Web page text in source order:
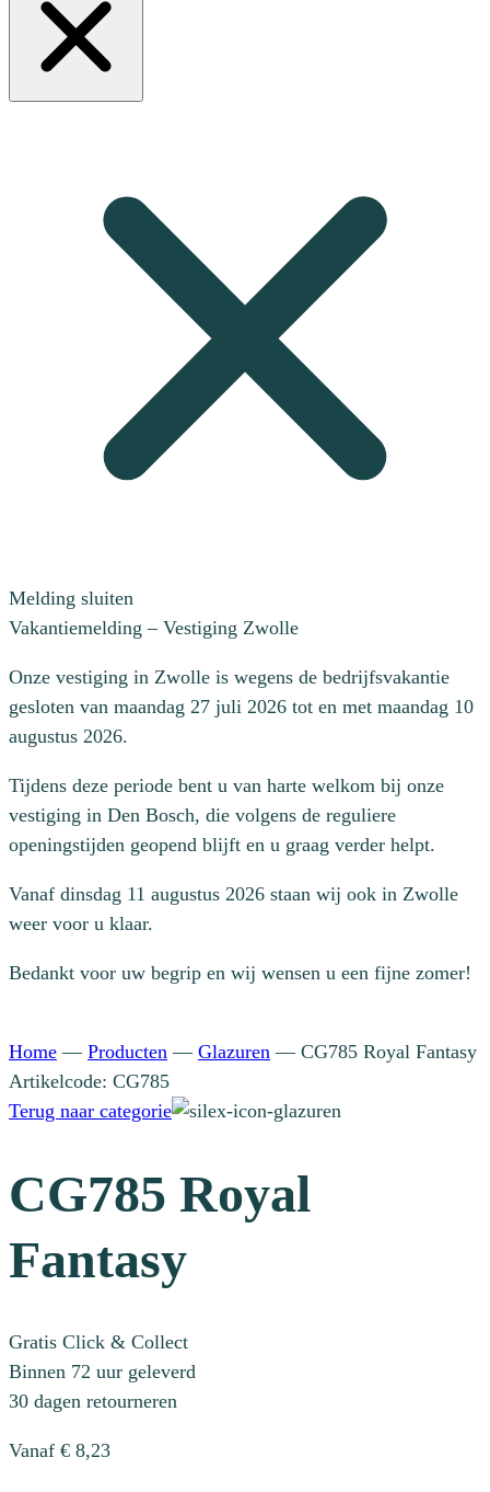
Melding sluiten
Vakantiemelding – Vestiging Zwolle
Onze vestiging in Zwolle is wegens de bedrijfsvakantie
gesloten van maandag 27 juli 2026 tot en met maandag 10
augustus 2026.
Tijdens deze periode bent u van harte welkom bij onze
vestiging in Den Bosch, die volgens de reguliere
openingstijden geopend blijft en u graag verder helpt.
Vanaf dinsdag 11 augustus 2026 staan wij ook in Zwolle
weer voor u klaar.
Bedankt voor uw begrip en wij wensen u een fijne zomer!
Home — Producten — Glazuren — CG785 Royal Fantasy
Artikelcode: CG785
Terug naar categorie
CG785 Royal
Fantasy
Gratis Click & Collect
Binnen 72 uur geleverd
30 dagen retourneren
Vanaf € 8,23